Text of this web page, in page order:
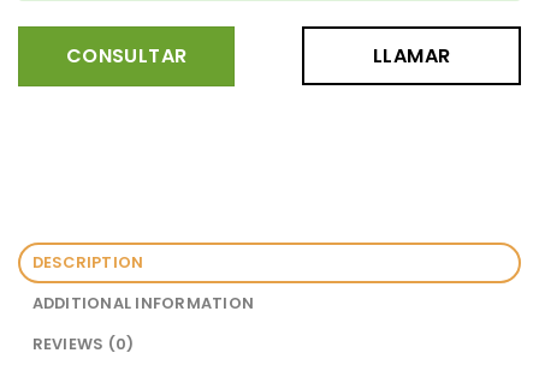
CONSULTAR LLAMAR
DESCRIPTION
ADDITIONAL INFORMATION
REVIEWS (0)